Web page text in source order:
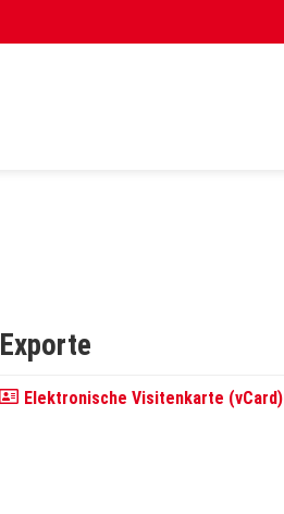
Exporte
Elektronische Visitenkarte (vCard)